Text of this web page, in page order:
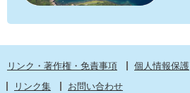
リンク・著作権・免責事項 個人情報保護
リンク集
お問い合わせ